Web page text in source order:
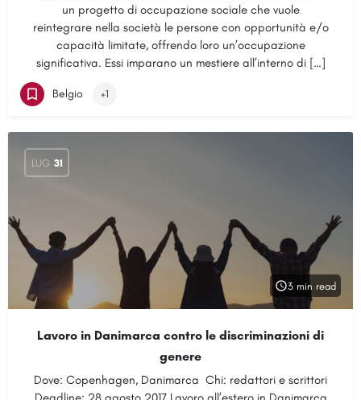
un progetto di occupazione sociale che vuole
reintegrare nella società le persone con opportunità e/o
capacità limitate, offrendo loro un’occupazione
significativa. Essi imparano un mestiere all’interno di […]
Belgio +1
LUG 31
3 min read
Lavoro in Danimarca contro le discriminazioni di
genere
Dove: Copenhagen, Danimarca Chi: redattori e scrittori